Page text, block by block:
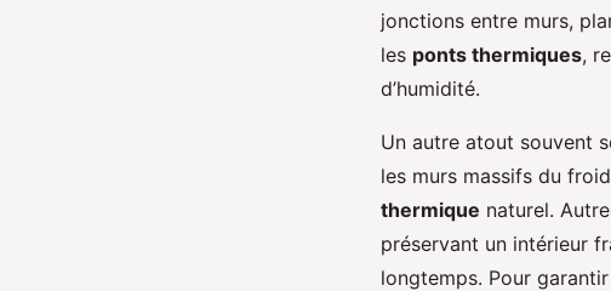
jonctions entre murs,
les ponts thermiques,
d’humidité.
Un autre atout souvent
les murs massifs du
thermique naturel.
préservant un intérieur
longtemps. Pour